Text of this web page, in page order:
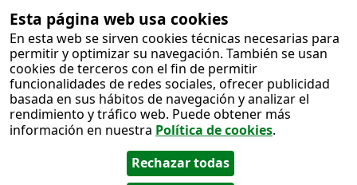
Esta página web usa cookies
En esta web se sirven cookies técnicas necesarias para
permitir y optimizar su navegación. También se usan
cookies de terceros con el fin de permitir
funcionalidades de redes sociales, ofrecer publicidad
basada en sus hábitos de navegación y analizar el
rendimiento y tráfico web. Puede obtener más
información en nuestra Política de cookies.